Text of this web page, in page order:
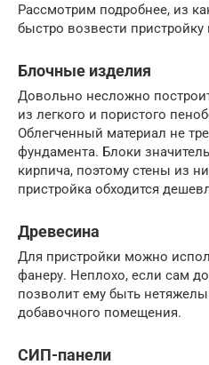
Рассмотрим подробнее, из
быстро возвести пристройку
Блочные изделия
Довольно несложно
из легкого и пористого
Облегченный материал не
фундамента. Блоки
кирпича, поэтому стены из
пристройка обходится
Древесина
Для пристройки можно
фанеру. Неплохо, если сам
позволит ему быть
добавочного помещения.
СИП-панели